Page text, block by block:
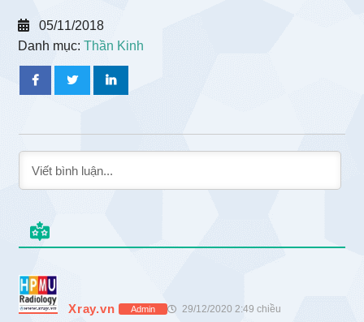
05/11/2018
Danh mục:Thần Kinh
Xray.vn Admin 29/12/2020 2:49 chiều